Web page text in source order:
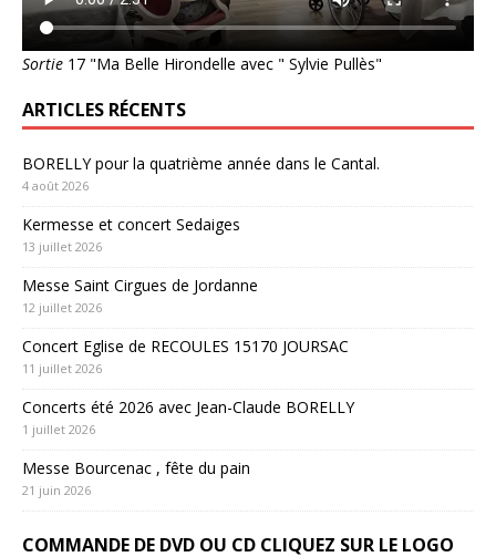
Sortie 17 "Ma Belle Hirondelle avec " Sylvie Pullès"
ARTICLES RÉCENTS
BORELLY pour la quatrième année dans le Cantal.
4 août 2026
Kermesse et concert Sedaiges
13 juillet 2026
Messe Saint Cirgues de Jordanne
12 juillet 2026
Concert Eglise de RECOULES 15170 JOURSAC
11 juillet 2026
Concerts été 2026 avec Jean-Claude BORELLY
1 juillet 2026
Messe Bourcenac , fête du pain
21 juin 2026
COMMANDE DE DVD OU CD CLIQUEZ SUR LE LOGO